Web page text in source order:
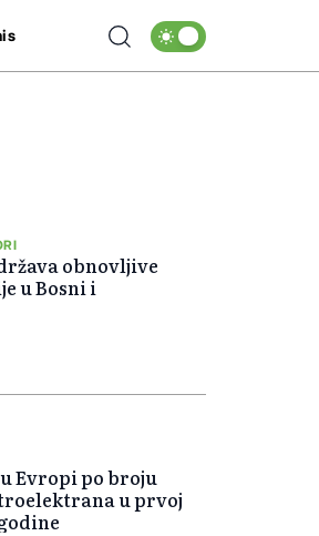
obnovljive
u Bosni i
Evropi po broju
u prvoj